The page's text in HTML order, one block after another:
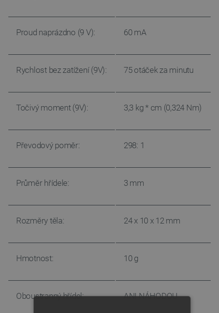
Proud naprázdno (9 V): 60 mA
Rychlost bez zatížení (9V): 75 otáček za minutu
Točivý moment (9V): 3,3 kg * cm (0,324 Nm)
Převodový poměr: 298: 1
Průměr hřídele: 3 mm
Rozměry těla: 24 x 10 x 12 mm
Hmotnost: 10 g
Oboustranný hřídel: ANI NÁHODOU